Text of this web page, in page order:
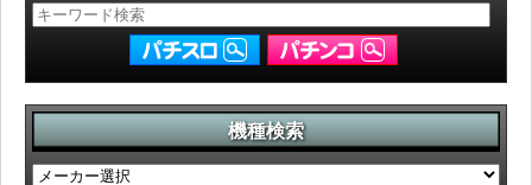
機種検索